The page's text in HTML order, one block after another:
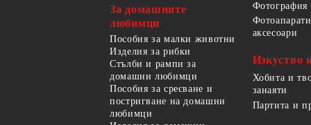
За домашните
любимци
Пособия за малки животни
Изделия за рибки
Стълби и рампи за
домашни любимци
Пособия за сресване и
постригване на домашни
любимци
Фотография
аксесоари
Изкуство
Хобита и
занаяти
Партита и